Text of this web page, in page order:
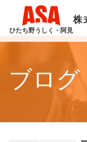
ひたち野うしく・阿見
株
ブログ